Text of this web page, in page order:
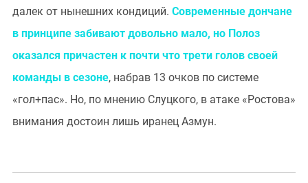
далек от нынешних кондиций. Современные дончане
в принципе забивают довольно мало, но Полоз
оказался причастен к почти что трети голов своей
команды в сезоне, набрав 13 очков по системе
«гол+пас». Но, по мнению Слуцкого, в атаке «Ростова»
внимания достоин лишь иранец Азмун.